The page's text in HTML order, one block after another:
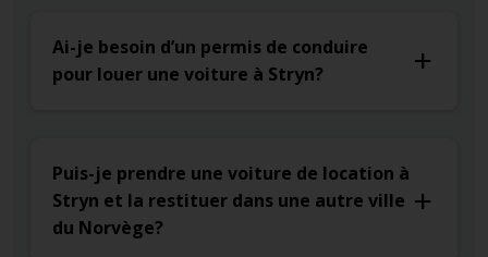
Ai-je besoin d’un permis de conduire
pour louer une voiture à Stryn?
Puis-je prendre une voiture de location à
Stryn et la restituer dans une autre ville
du Norvège?